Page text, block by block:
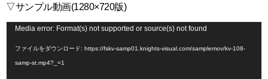
▽サンプル動画(1280×720版)
Media error: Format(s) not supported or source(s) not found
ファイルをダウンロード: https://fskv-samp01.knights-visual.com/samplemov/kv-108-
samp-st.mp4?_=1